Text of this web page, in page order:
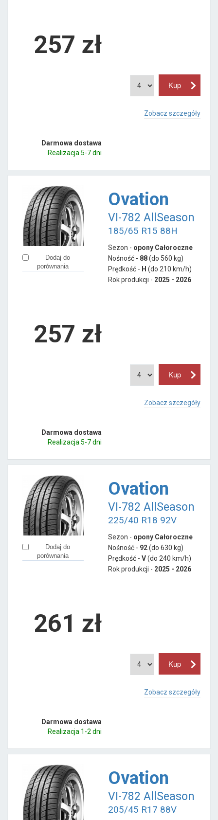
257 zł
Zobacz szczegóły
Darmowa dostawa
Realizacja 5-7 dni
Dodaj do
porównania
Ovation
VI-782 AllSeason
185/65 R15 88H
Sezon - opony Całoroczne
Nośność - 88(do 560 kg)
Prędkość - H (do 210 km/h)
Rok produkcji - 2025 - 2026
257 zł
Zobacz szczegóły
Darmowa dostawa
Realizacja 5-7 dni
Dodaj do
porównania
Ovation
VI-782 AllSeason
225/40 R18 92V
Sezon - opony Całoroczne
Nośność - 92(do 630 kg)
Prędkość - V(do 240 km/h)
Rok produkcji - 2025 - 2026
261 zł
Zobacz szczegóły
Darmowa dostawa
Realizacja 1-2 dni
Ovation
VI-782 AllSeason
205/45 R17 88V